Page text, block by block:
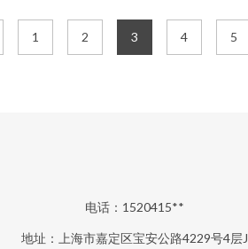
1 2 3 4 5
电话：1520415**
地址：上海市嘉定区宝安公路4229号4层J